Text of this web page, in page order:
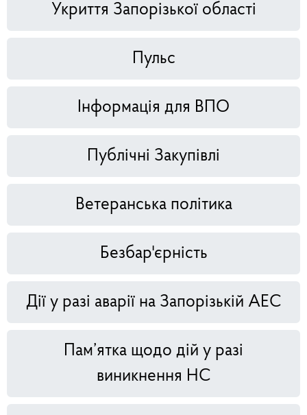
Укриття Запорізької області
Пульс
Інформація для ВПО
Публічні Закупівлі
Ветеранська політика
Безбар'єрність
Дії у разі аварії на Запорізькій АЕС
Пам’ятка щодо дій у разі
виникнення НС